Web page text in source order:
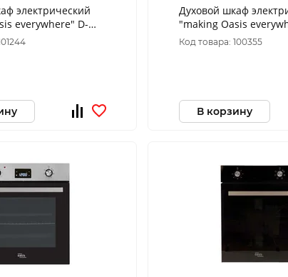
электрический
everywhere" D-
Духовой шкаф
"making Oasis
DW6
Код товара: 100355
В корзину